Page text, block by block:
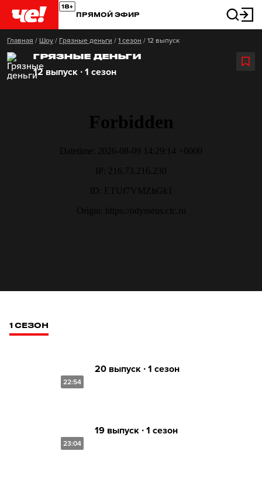
ПРЯМОЙ ЭФИР
Главная / Шоу / Грязные деньги / 1 сезон / 12 выпуск
ГРЯЗНЫЕ ДЕНЬГИ
12 выпуск ∙ 1 сезон
1 СЕЗОН
22:54
20 выпуск ∙ 1 сезон
23:04
19 выпуск ∙ 1 сезон